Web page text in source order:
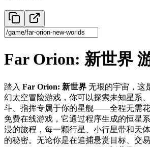
Far Orion: 新世界
踏入 Far Orion: 新世界 无垠的宇宙，这
幻太空冒险游戏，你可以探索未知星系
斗、指挥专属于你的星舰——全程无需
免费在线游戏，它通过程序生成的恒星
浸的旅程，每一颗行星、小行星带和天
的秘密。无论你是在追捕悬赏目标、交